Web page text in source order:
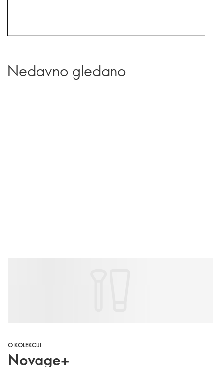
Nedavno gledano
O KOLEKCIJI
Novage+